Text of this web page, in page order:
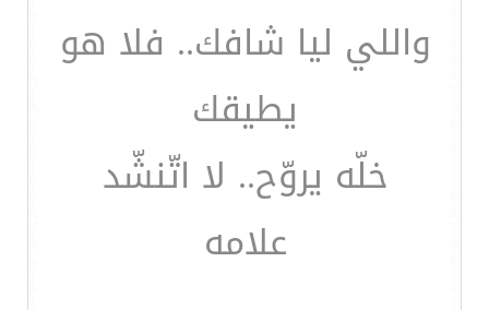
واللي ليا شافك.. فلا هو
يطيقك
خلّه يروّح.. لا اتّنشّد
علامه